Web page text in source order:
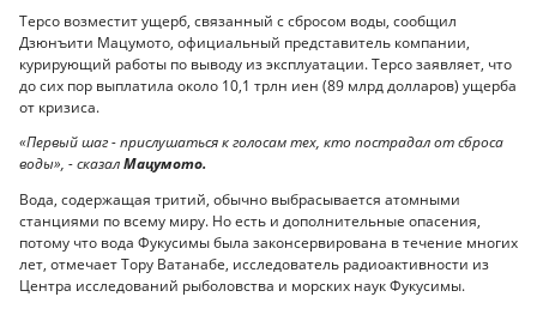
Tepco возместит ущерб, связанный с сбросом воды, сообщил
Дзюнъити Мацумото, официальный представитель компании,
курирующий работы по выводу из эксплуатации. Tepco заявляет, что
до сих пор выплатила около 10,1 трлн иен (89 млрд долларов) ущерба
от кризиса.
«Первый шаг - прислушаться к голосам тех, кто пострадал от сброса
воды», - сказалМацумото.
Вода, содержащая тритий, обычно выбрасывается атомными
станциями по всему миру. Но есть и дополнительные опасения,
потому что вода Фукусимы была законсервирована в течение многих
лет, отмечает Тору Ватанабе, исследователь радиоактивности из
Центра исследований рыболовства и морских наук Фукусимы.